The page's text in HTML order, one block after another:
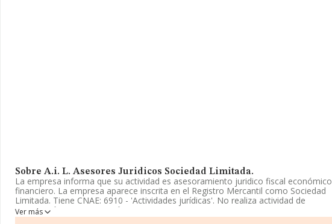
Sobre A.i. L. Asesores Juridicos Sociedad Limitada.
La empresa informa que su actividad es asesoramiento juridico fiscal económico
financiero. La empresa aparece inscrita en el Registro Mercantil como Sociedad
Limitada. Tiene CNAE: 6910 - 'Actividades jurídicas'. No realiza actividad de
importación y/o exportación.
Ver más